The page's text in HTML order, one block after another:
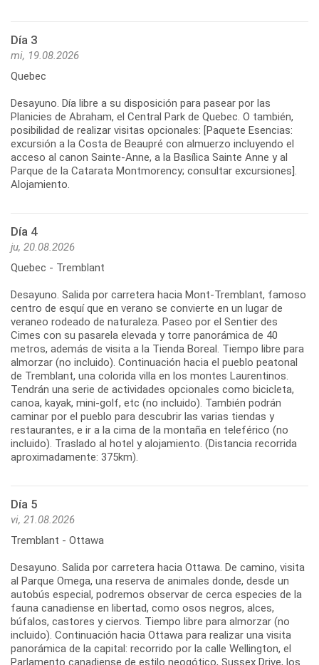
Día 3
mi, 19.08.2026
Quebec
Desayuno. Día libre a su disposición para pasear por las
Planicies de Abraham, el Central Park de Quebec. O también,
posibilidad de realizar visitas opcionales: [Paquete Esencias:
excursión a la Costa de Beaupré con almuerzo incluyendo el
acceso al canon Sainte-Anne, a la Basílica Sainte Anne y al
Parque de la Catarata Montmorency; consultar excursiones].
Alojamiento.
Día 4
ju, 20.08.2026
Quebec - Tremblant
Desayuno. Salida por carretera hacia Mont-Tremblant, famoso
centro de esquí que en verano se convierte en un lugar de
veraneo rodeado de naturaleza. Paseo por el Sentier des
Cimes con su pasarela elevada y torre panorámica de 40
metros, además de visita a la Tienda Boreal. Tiempo libre para
almorzar (no incluido). Continuación hacia el pueblo peatonal
de Tremblant, una colorida villa en los montes Laurentinos.
Tendrán una serie de actividades opcionales como bicicleta,
canoa, kayak, mini-golf, etc (no incluido). También podrán
caminar por el pueblo para descubrir las varias tiendas y
restaurantes, e ir a la cima de la montaña en teleférico (no
incluido). Traslado al hotel y alojamiento. (Distancia recorrida
aproximadamente: 375km).
Día 5
vi, 21.08.2026
Tremblant - Ottawa
Desayuno. Salida por carretera hacia Ottawa. De camino, visita
al Parque Omega, una reserva de animales donde, desde un
autobús especial, podremos observar de cerca especies de la
fauna canadiense en libertad, como osos negros, alces,
búfalos, castores y ciervos. Tiempo libre para almorzar (no
incluido). Continuación hacia Ottawa para realizar una visita
panorámica de la capital: recorrido por la calle Wellington, el
Parlamento canadiense de estilo neogótico, Sussex Drive, los